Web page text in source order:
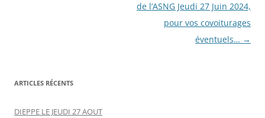
de l’ASNG Jeudi 27 Juin 2024,
pour vos covoiturages
éventuels… →
ARTICLES RÉCENTS
DIEPPE LE JEUDI 27 AOUT